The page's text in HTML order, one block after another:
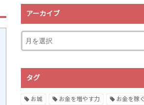
アーカイブ
タグ
お城 お金を増やす力
お金を稼